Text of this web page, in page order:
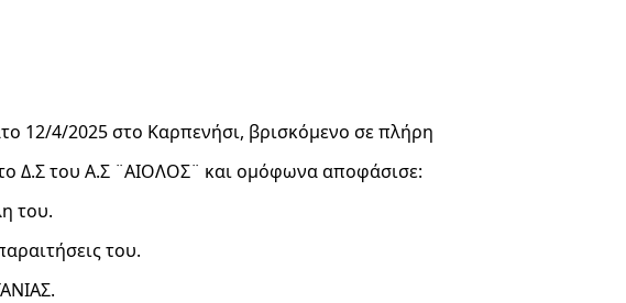
12/4/2025 στο Καρπενήσι, βρισκόμενο σε πλήρη
Δ.Σ του Α.Σ ¨ΑΙΟΛΟΣ¨ και ομόφωνα αποφάσισε:
του.
του.